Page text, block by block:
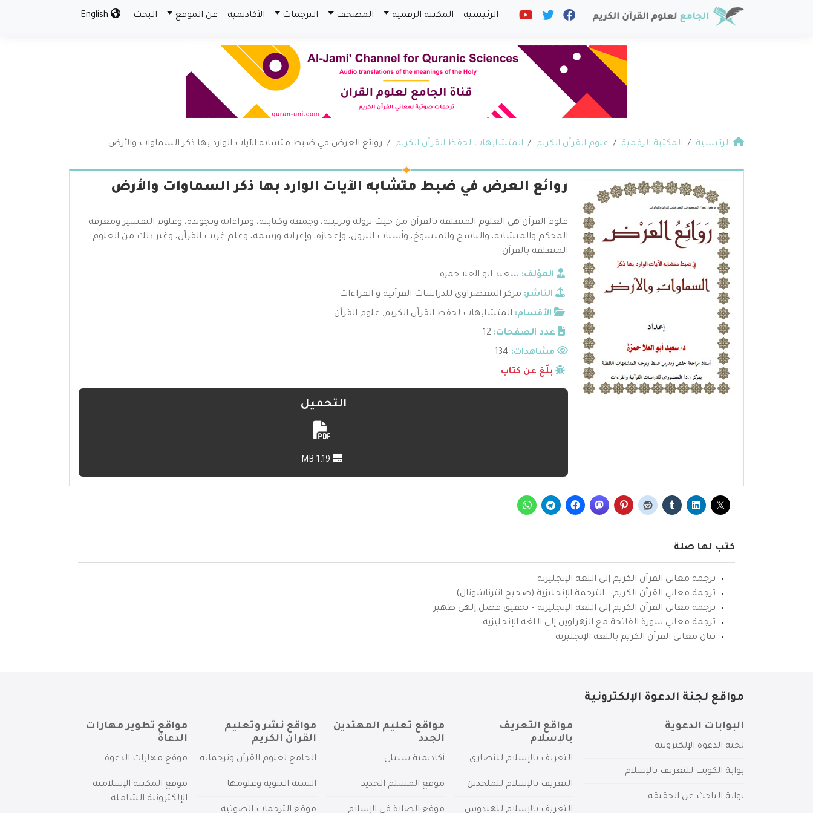
الرئيسية المكتبة الرقمية المصحف الترجمات الأكاديمية عن الموقع البحث
الرئيسية المكتبة الرقمية علوم القرآن الكريم المتشابهات لحفظ القرآن الكريم روائع العرض في ضبط متشابه الآيات الوارد بها ذكر السماوات والأرض
روائع العرض في ضبط متشابه الآيات الوارد بها ذكر السماوات والأرض
علوم القرآن هي العلوم المتعلقة بالقرآن من حيث نزوله وترتيبه، وجمعه وكتابته، وقراءاته وتجويده، وعلوم التفسير ومعرفة
المحكم والمتشابه، والناسخ والمنسوخ، وأسباب النزول، وإعجازه، وإعرابه ورسمه، وعلم غريب القرآن، وغير ذلك من العلوم
المتعلقة بالقرآن
المؤلف: سعيد ابو العلا حمزه
الناشر: مركز المعصراوي للدراسات القرآنية و القراءات
الأقسام: المتشابهات لحفظ القرآن الكريم, علوم القرآن
عدد الصفحات: 12
مشاهدات:
بلّغ عن كتاب
التحميل
كتب لها صلة
ترجمة معاني القرآن الكريم إلى اللغة الإنجليزية
ترجمة معاني القرآن الكريم – الترجمة الإنجليزية (صحيح انترناشونال)
ترجمة معاني القرآن الكريم إلى اللغة الإنجليزية – تحقيق فضل إلهي ظهير
ترجمة معاني سورة الفاتحة مع الزهراوين إلى اللغة الإنجليزية
بيان معاني القرآن الكريم باللغة الإنجليزية
مواقع لجنة الدعوة الإلكترونية
البوابات الدعوية
لجنة الدعوة الإلكترونية
بوابة الكويت للتعريف بالإسلام
بوابة الباحث عن الحقيقة
مواقع التعريف
بالإسلام
التعريف بالإسلام للنصارى
التعريف بالإسلام للملحدين
التعريف بالإسلام للهندوس
مواقع تعليم المهتدين
الجدد
أكاديمية سبيلي
موقع المسلم الجديد
موقع الصلاة في الإسلام
مواقع نشر وتعليم
القرآن الكريم
الجامع لعلوم القرآن وترجماته
السنة النبوية وعلومها
موقع الترجمات الصوتية
مواقع تطوير مهارات
الدعاة
موقع مهارات الدعوة
موقع المكتبة الإسلامية
الإلكترونية الشاملة